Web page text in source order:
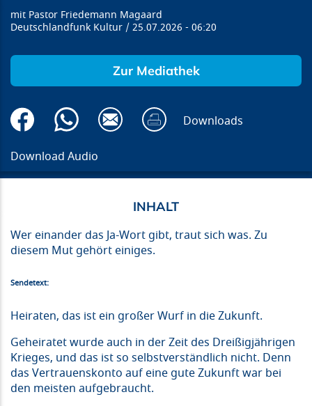
Pastor Friedemann Magaard
Deutschlandfunk Kultur
25.07.2026 06:20
Zur Mediathek
Downloads
Download Audio
Wer einander das Ja-Wort gibt, traut sich was. Zu
diesem Mut gehört einiges.
Sendetext:
Heiraten, das ist ein großer Wurf in die Zukunft.
Geheiratet wurde auch in der Zeit des Dreißigjährigen
Krieges, und das ist so selbstverständlich nicht. Denn
das Vertrauenskonto auf eine gute Zukunft war bei
den meisten aufgebraucht.